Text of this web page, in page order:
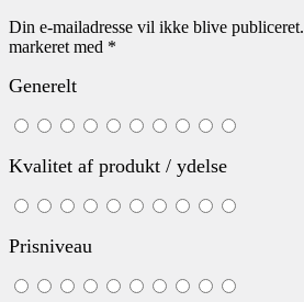
Din e-mailadresse vil ikke blive publiceret.
markeret med *
Generelt
Kvalitet af produkt / ydelse
Prisniveau